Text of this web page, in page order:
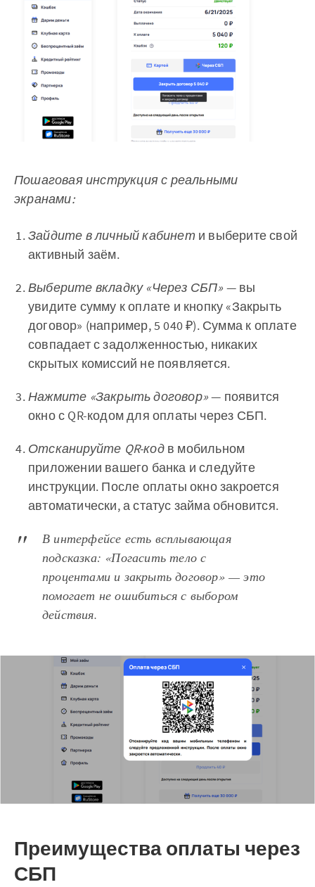
Пошаговая инструкция с реальными
экранами:
Зайдите в личный кабинет и выберите свой
активный заём.
Выберите вкладку «Через СБП» — вы
увидите сумму к оплате и кнопку «Закрыть
договор» (например, 5 040 ₽). Сумма к оплате
совпадает с задолженностью, никаких
скрытых комиссий не появляется.
Нажмите «Закрыть договор»— появится
окно с QR-кодом для оплаты через СБП.
Отсканируйте QR-кодв мобильном
приложении вашего банка и следуйте
инструкции. После оплаты окно закроется
автоматически, а статус займа обновится.
В интерфейсе есть всплывающая
подсказка: «Погасить тело с
процентами и закрыть договор» — это
помогает не ошибиться с выбором
действия.
Преимущества оплаты через
СБП